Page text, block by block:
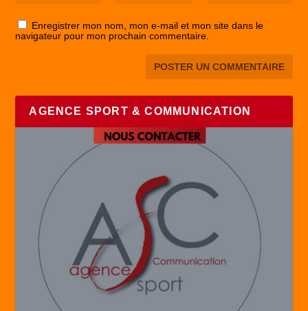
Enregistrer mon nom, mon e-mail et mon site dans le
navigateur pour mon prochain commentaire.
AGENCE SPORT & COMMUNICATION